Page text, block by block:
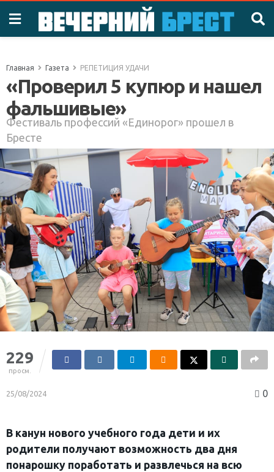
Главная Газета РЕПЕТИЦИЯ УДАЧИ
«Проверил 5 купюр и нашел
фальшивые»
Фестиваль профессий «Единорог» прошел в
Бресте
229
просм.
25/08/2024 0
В канун нового учебного года дети и их
родители получают возможность два дня
понарошку поработать и развлечься на всю